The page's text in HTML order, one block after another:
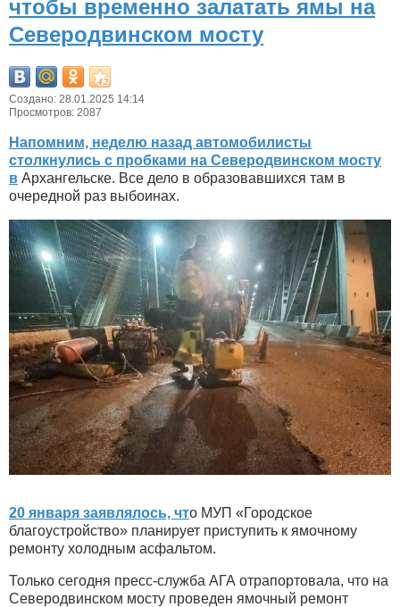
чтобы временно залатать ямы на
Северодвинском мосту
Создано: 28.01.2025 14:14
Просмотров: 2087
Напомним, неделю назад автомобилисты
столкнулись с пробками на Северодвинском мосту
в Архангельске. Все дело в образовавшихся там в
очередной раз выбоинах.
20 января заявлялось, что МУП «Городское
благоустройство» планирует приступить к ямочному
ремонту холодным асфальтом.
Только сегодня пресс-служба АГА отрапортовала, что на
Северодвинском мосту проведен ямочный ремонт